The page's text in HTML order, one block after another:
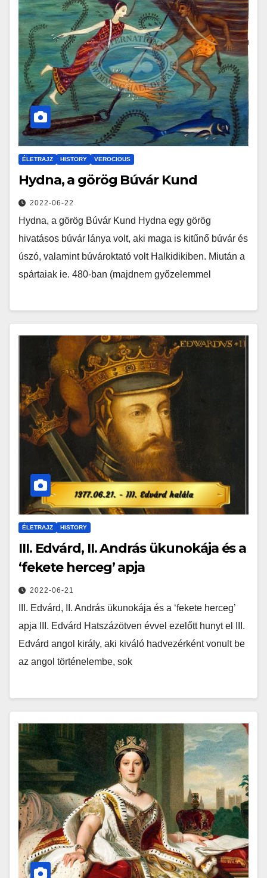
ÉLETRAJZ HISTORY VEROCIOUS
Hydna, a görög Búvár Kund
2022-06-22
Hydna, a görög Búvár Kund Hydna egy görög
hivatásos búvár lánya volt, aki maga is kitűnő búvár és
úszó, valamint búvároktató volt Halkidikiben. Miután a
spártaiak ie. 480-ban (majdnem győzelemmel
ÉLETRAJZ HISTORY
III. Edvárd, II. András ükunokája és a
‘fekete herceg’ apja
2022-06-21
III. Edvárd, II. András ükunokája és a ‘fekete herceg’
apja III. Edvárd Hatszázötven évvel ezelőtt hunyt el III.
Edvárd angol király, aki kiváló hadvezérként vonult be
az angol történelembe, sok